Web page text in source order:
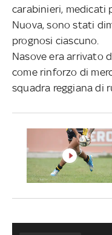
carabinieri, medicati
Nuova, sono stati
prognosi ciascuno.
Nasove era arrivato
come rinforzo di
squadra reggiana di